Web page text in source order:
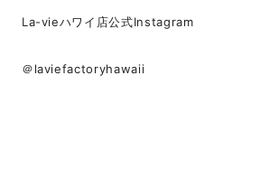
La-vieハワイ店公式Instagram
＠laviefactoryhawaii